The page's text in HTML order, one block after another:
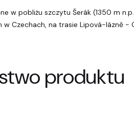
w pobliżu szczytu Šerák (1350 m
w Czechach, na trasie Lipová-lázně -
produktu